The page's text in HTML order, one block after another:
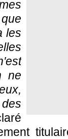
les
ne